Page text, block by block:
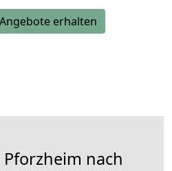
erhalten
nach